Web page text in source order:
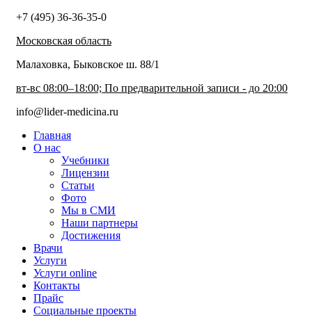
+7 (495) 36-36-35-0
Московская область
Малаховка, Быковское ш. 88/1
вт-вс 08:00–18:00; По предварительной записи - до 20:00
info@lider-medicina.ru
Главная
О нас
Учебники
Лицензии
Статьи
Фото
Мы в СМИ
Наши партнеры
Достижения
Врачи
Услуги
Услуги online
Контакты
Прайс
Социальные проекты